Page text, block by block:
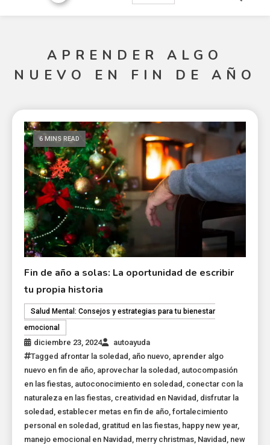
APRENDER ALGO
NUEVO EN FIN DE AÑO
6 MINS READ
Fin de año a solas: La oportunidad de escribir
tu propia historia
Salud Mental: Consejos y estrategias para tu bienestar
emocional
diciembre 23, 2024
autoayuda
Tagged afrontar la soledad año nuevo aprender algo
nuevo en fin de año aprovechar la soledad autocompasión
en las fiestas autoconocimiento en soledad conectar con la
naturaleza en las fiestas creatividad en Navidad disfrutar la
soledad establecer metas en fin de año ,fortalecimiento
personal en soledad gratitud en las fiestas happy new year,
manejo emocional en Navidad merry christmas Navidad new